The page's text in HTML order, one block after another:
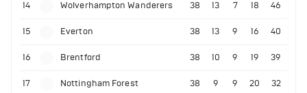
14 Wolverhampton Wanderers 38 13 7 18 46
15 Everton 38 13 9 16 40
16 Brentford 38 10 9 19 39
17 Nottingham Forest 38 9 9 20 32